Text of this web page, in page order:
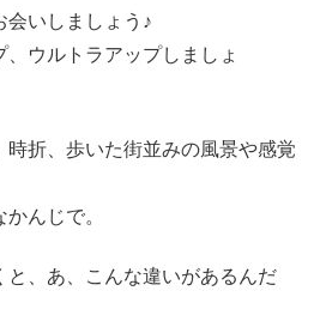
会いしましょう♪
ウルトラアップしましょ
時折、歩いた街並みの風景や感覚
んじで。
と、あ、こんな違いがあるんだ